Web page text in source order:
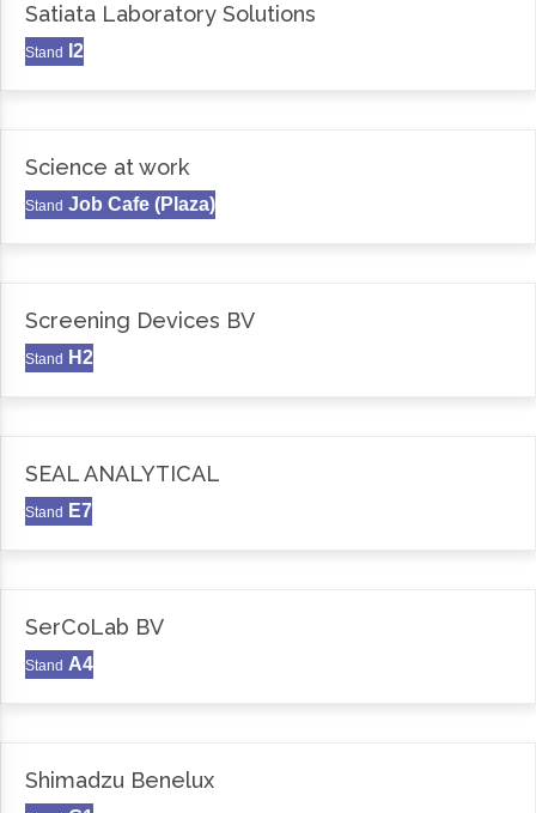
Satiata Laboratory Solutions
Stand I2
Science at work
Stand Job Cafe (Plaza)
Screening Devices BV
Stand H2
SEAL ANALYTICAL
Stand E7
SerCoLab BV
Stand A4
Shimadzu Benelux